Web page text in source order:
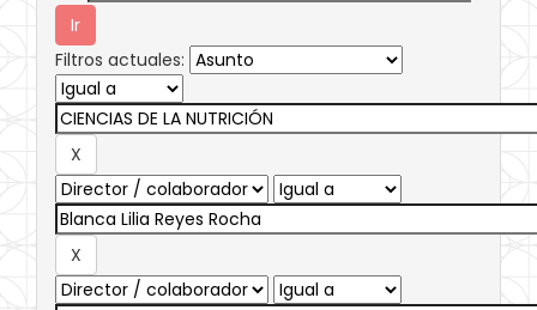
Filtros actuales: